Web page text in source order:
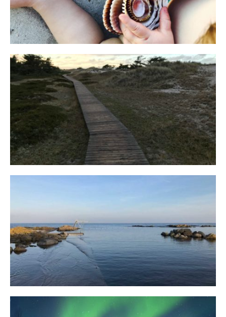
Fischland
12. FEBRUAR 2019
Bornholm
29. OKTOBER 2018